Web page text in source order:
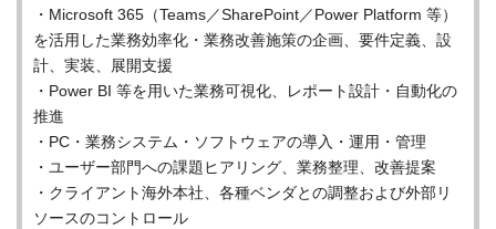
・Microsoft 365（Teams／SharePoint／Power Platform 等）
を活用した業務効率化・業務改善施策の企画、要件定義、設
計、実装、展開支援
・Power BI 等を用いた業務可視化、レポート設計・自動化の
推進
・PC・業務システム・ソフトウェアの導入・運用・管理
・ユーザー部門への課題ヒアリング、業務整理、改善提案
・クライアント海外本社、各種ベンダとの調整および外部リ
ソースのコントロール